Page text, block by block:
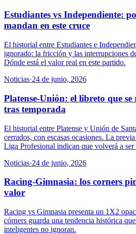
Estudiantes vs Independiente:
mandan en este cruce
El historial entre Estudiantes e
ignorado: la fricción y las interrupciones
Dónde está el valor real en este partido.
Noticias·24 de junio, 2026
Platense-Unión: el libreto que
tras temporada
El historial entre Platense y Unión de
cerrados, con escasas ocasiones. La
Liga Profesional indican que volverá a
Noticias·24 de junio, 2026
Racing-Gimnasia: los corners
valor
Racing vs Gimnasia presenta un 1X2
córners guarda una tendencia histórica
inteligentes no ignoran.